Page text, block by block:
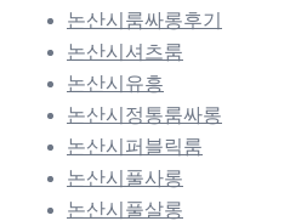
논산시룸싸롱후기
논산시셔츠룸
논산시유흥
논산시정통룸싸롱
논산시퍼블릭룸
논산시풀사롱
논산시풀살롱